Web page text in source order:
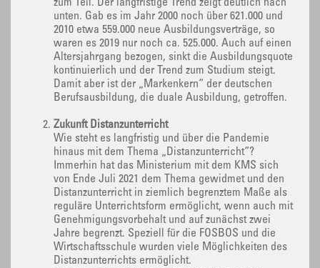
zum Teil. Der langfristige Trend zeigt deutlich nach
unten. Gab es im Jahr 2000 noch über 621.000 und
2010 etwa 559.000 neue Ausbildungsverträge, so
waren es 2019 nur noch ca. 525.000. Auch auf einen
Altersjahrgang bezogen, sinkt die Ausbildungsquote
kontinuierlich und der Trend zum Studium steigt.
Damit aber ist der „Markenkern“ der deutschen
Berufsausbildung, die duale Ausbildung, getroffen.
Zukunft Distanzunterricht
Wie steht es langfristig und über die Pandemie
hinaus mit dem Thema „Distanzunterricht“?
Immerhin hat das Ministerium mit dem KMS sich
von Ende Juli 2021 dem Thema gewidmet und den
Distanzunterricht in ziemlich begrenztem Maße als
reguläre Unterrichtsform ermöglicht, wenn auch mit
Genehmigungsvorbehalt und auf zunächst zwei
Jahre begrenzt. Speziell für die FOSBOS und die
Wirtschaftsschule wurden viele Möglichkeiten des
Distanzunterrichts ermöglicht.